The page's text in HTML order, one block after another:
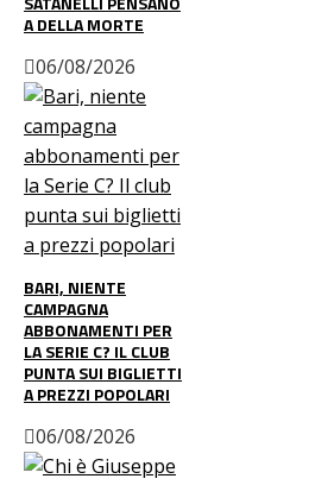
A DELLA MORTE
06/08/2026
BARI, NIENTE
CAMPAGNA
ABBONAMENTI PER
LA SERIE C? IL CLUB
PUNTA SUI BIGLIETTI
A PREZZI POPOLARI
06/08/2026